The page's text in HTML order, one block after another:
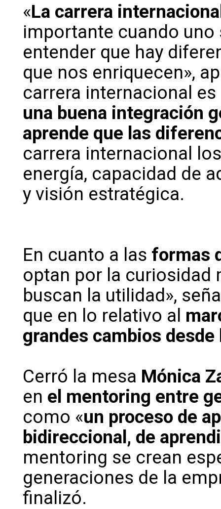
«La carrera
importante cuando uno
entender que hay
que nos enriquecen»,
carrera internacional
una buena integración
aprende que las
carrera internacional
energía, capacidad de
y visión estratégica.
En cuanto a las formas
optan por la curiosidad
buscan la utilidad»,
que en lo relativo al
grandes cambios desde
Cerró la mesa Mónica
en el mentoring entre
como «un proceso de
bidireccional, de
mentoring se crean
generaciones de la
finalizó.